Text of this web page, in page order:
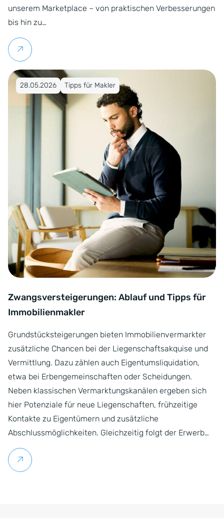
unserem Marketplace – von praktischen Verbesserungen
bis hin zu…
Weiterlesen
Veröffentlicht am 28.05.2026
28.05.2026 Tipps für Makler
Zwangsversteigerungen: Ablauf und Tipps für
Immobilienmakler
Grundstücksteigerungen bieten Immobilienvermarkter
zusätzliche Chancen bei der Liegenschaftsakquise und
Vermittlung. Dazu zählen auch Eigentumsliquidation,
etwa bei Erbengemeinschaften oder Scheidungen.
Neben klassischen Vermarktungskanälen ergeben sich
hier Potenziale für neue Liegenschaften, frühzeitige
Kontakte zu Eigentümern und zusätzliche
Abschlussmöglichkeiten. Gleichzeitig folgt der Erwerb…
Weiterlesen